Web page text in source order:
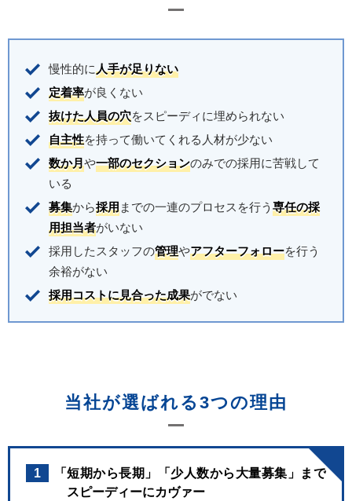
慢性的に人手が足りない
定着率が良くない
抜けた人員の穴をスピーディに埋められない
自主性を持って働いてくれる人材が少ない
数か月や一部のセクションのみでの採用に苦戦して
いる
募集から採用までの一連のプロセスを行う 専任の採
用担当者がいない
採用したスタッフの管理やアフターフォローを行う
余裕がない
採用コストに見合った成果がでない
当社が選ばれる3つの理由
1
「短期から長期」「少人数から大量募集」まで
スピーディーにカヴァー